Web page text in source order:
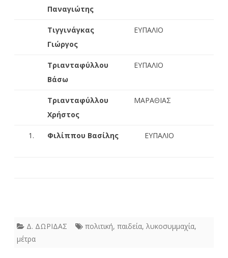
Παναγιώτης
Τιγγινάγκας
Γιώργος
ΕΥΠΑΛΙΟ
Τριανταφύλλου
Βάσω
ΕΥΠΑΛΙΟ
Τριανταφύλλου
Χρήστος
ΜΑΡΑΘΙΑΣ
Φιλίππου Βασίλης ΕΥΠΑΛΙΟ
Δ. ΔΩΡΙΔΑΣ πολιτική, παιδεία, λυκοσυμμαχία,
μέτρα